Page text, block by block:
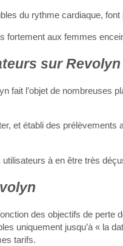
du rythme cardiaque,
fortement aux femmes
sur Revolyn
fait l’objet de nombreuses
et établi des
à en être très
des objectifs de perte
uniquement jusqu’à « la
tarifs.